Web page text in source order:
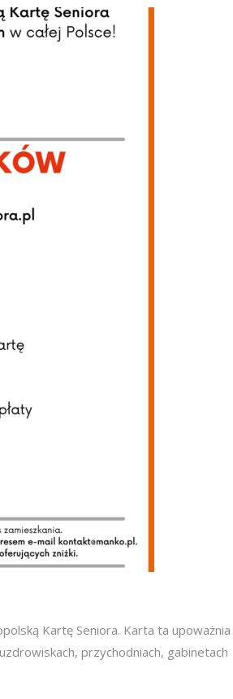
Kartę Seniora. Karta ta
przychodniach, gabinetach